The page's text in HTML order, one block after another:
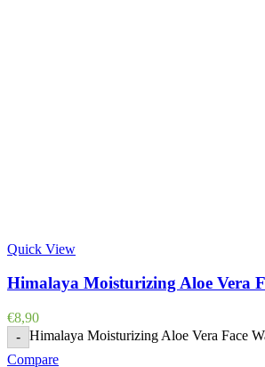
Quick View
Himalaya Moisturizing Aloe Vera
€8,90
- Himalaya Moisturizing Aloe Vera Face
Compare